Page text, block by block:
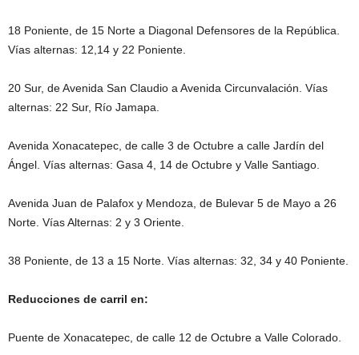
18 Poniente, de 15 Norte a Diagonal Defensores de la República.
Vías alternas: 12,14 y 22 Poniente.
20 Sur, de Avenida San Claudio a Avenida Circunvalación. Vías
alternas: 22 Sur, Río Jamapa.
Avenida Xonacatepec, de calle 3 de Octubre a calle Jardín del
Ángel. Vías alternas: Gasa 4, 14 de Octubre y Valle Santiago.
Avenida Juan de Palafox y Mendoza, de Bulevar 5 de Mayo a 26
Norte. Vías Alternas: 2 y 3 Oriente.
38 Poniente, de 13 a 15 Norte. Vías alternas: 32, 34 y 40 Poniente.
Reducciones de carril en:
Puente de Xonacatepec, de calle 12 de Octubre a Valle Colorado.